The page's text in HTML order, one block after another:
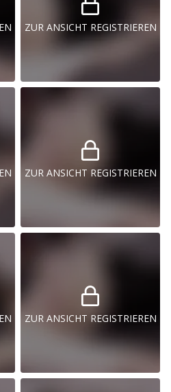
ZUR ANSICHT REGISTRIEREN
ZUR ANSICHT REGISTRIEREN
ZUR ANSICHT REGISTRIEREN